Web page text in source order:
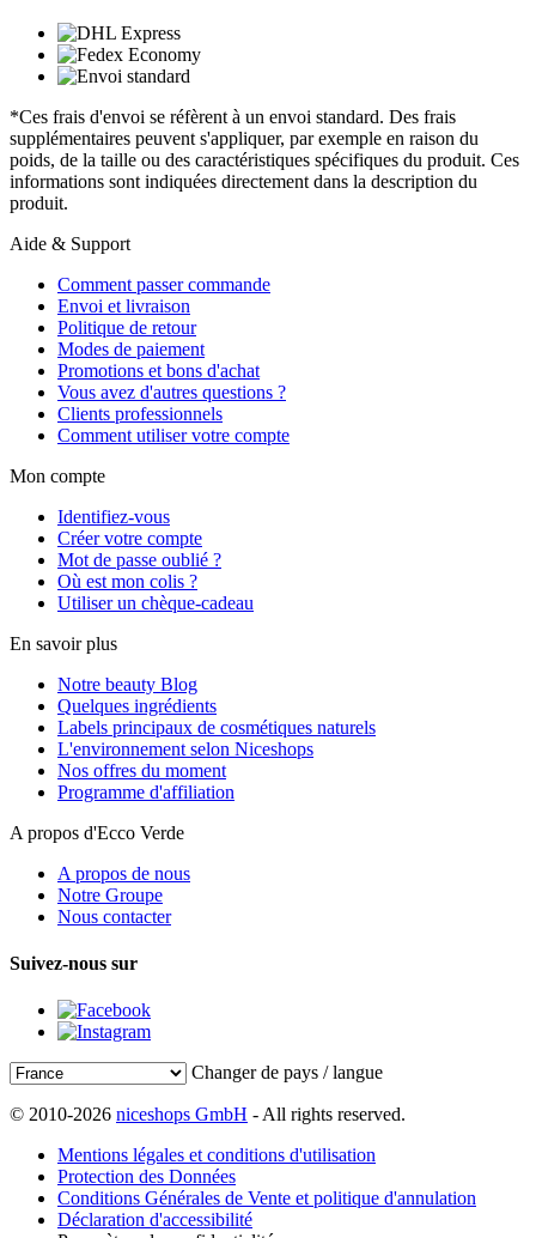
*Ces frais d'envoi se réfèrent à un envoi standard. Des frais
supplémentaires peuvent s'appliquer, par exemple en raison du
poids, de la taille ou des caractéristiques spécifiques du produit. Ces
informations sont indiquées directement dans la description du
produit.
Aide & Support
Comment passer commande
Envoi et livraison
Politique de retour
Modes de paiement
Promotions et bons d'achat
Vous avez d'autres questions ?
Clients professionnels
Comment utiliser votre compte
Mon compte
Identifiez-vous
Créer votre compte
Mot de passe oublié ?
Où est mon colis ?
Utiliser un chèque-cadeau
En savoir plus
Notre beauty Blog
Quelques ingrédients
Labels principaux de cosmétiques naturels
L'environnement selon Niceshops
Nos offres du moment
Programme d'affiliation
A propos d'Ecco Verde
A propos de nous
Notre Groupe
Nous contacter
Suivez-nous sur
Changer de pays / langue
© 2010-2026 niceshops GmbH - All rights reserved.
Mentions légales et conditions d'utilisation
Protection des Données
Conditions Générales de Vente et politique d'annulation
Déclaration d'accessibilité